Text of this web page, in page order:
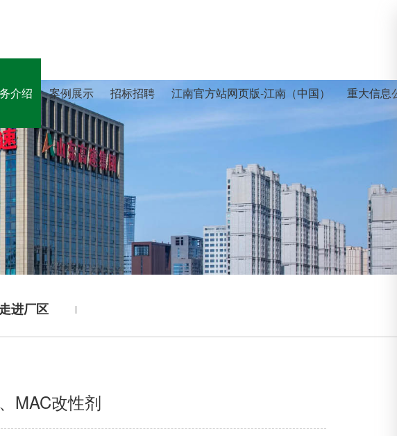
介绍 案例展示 招标招聘 江南官方站网页版-江南（中国） 重大信息
走进厂区
MAC改性剂